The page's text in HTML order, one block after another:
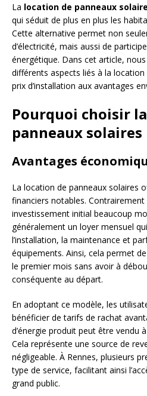
La location de panneaux
qui séduit de plus en plus les
Cette alternative permet non
d’électricité, mais aussi de
énergétique. Dans cet article,
différents aspects liés à la
prix d’installation aux avantages
Pourquoi choisir
panneaux solaires
Avantages
La location de panneaux solaires
financiers notables. Contrairement
investissement initial beaucoup
généralement un loyer mensuel
l’installation, la maintenance et
équipements. Ainsi, cela permet
le premier mois sans avoir à
conséquente au départ.
En adoptant ce modèle, les
bénéficier de tarifs de rachat
d’énergie produit peut être vendu
Cela représente une source de
négligeable. À Rennes, plusieurs
type de service, facilitant ainsi
grand public.